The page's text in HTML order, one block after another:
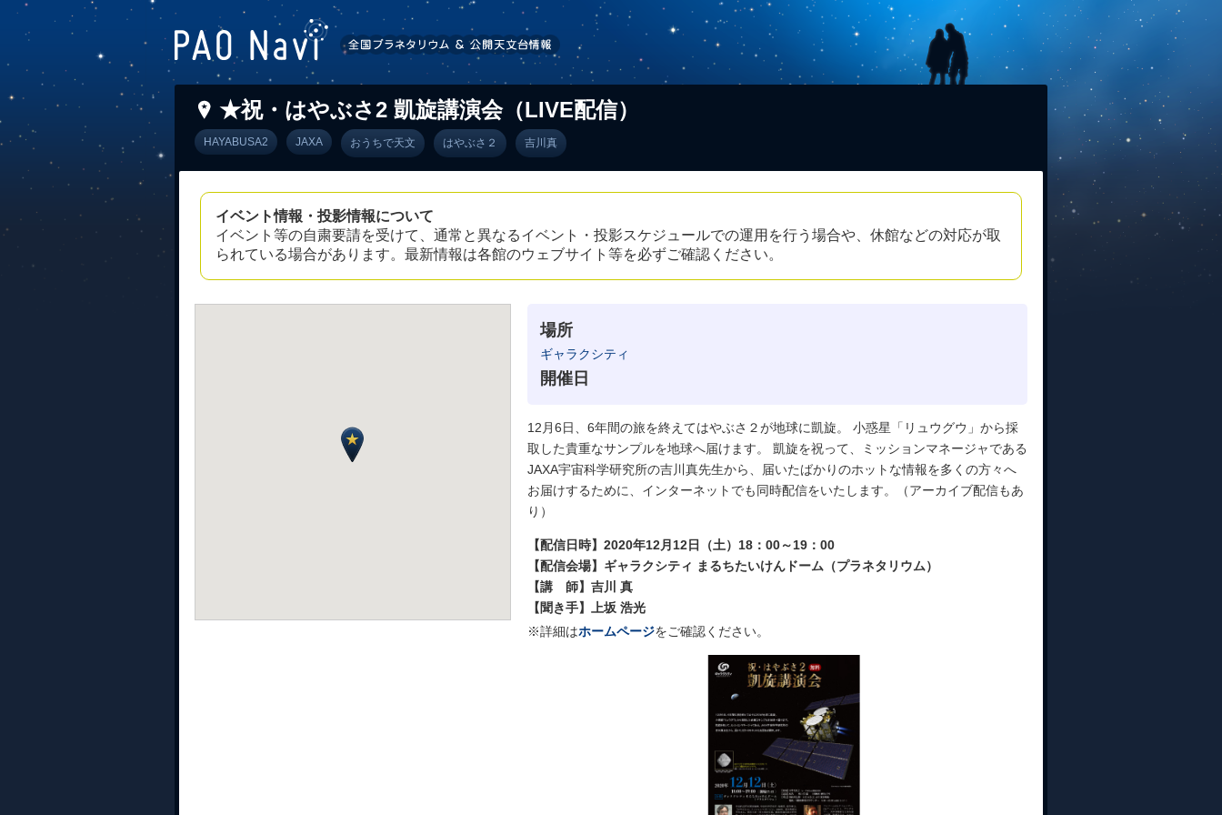
★祝・はやぶさ2 凱旋講演会（LIVE配信）
HAYABUSA2 JAXA おうちで天文 はやぶさ２ 吉川真
イベント情報・投影情報について
イベント等の自粛要請を受けて、通常と異なるイベント・投影スケジュールでの運用を行う場合や、休館などの対応が取
られている場合があります。最新情報は各館のウェブサイト等を必ずご確認ください。
場所
ギャラクシティ
開催日
12月6日、6年間の旅を終えてはやぶさ２が地球に凱旋。 小惑星「リュウグウ」から採
取した貴重なサンプルを地球へ届けます。 凱旋を祝って、ミッションマネージャである
JAXA宇宙科学研究所の吉川真先生から、届いたばかりのホットな情報を多くの方々へ
お届けするために、インターネットでも同時配信をいたします。（アーカイブ配信もあ
り）
【配信日時】2020年12月12日（土）18：00～19：00
【配信会場】ギャラクシティ まるちたいけんドーム（プラネタリウム）
【講 師】吉川 真
【聞き手】上坂 浩光
※詳細はホームページをご確認ください。